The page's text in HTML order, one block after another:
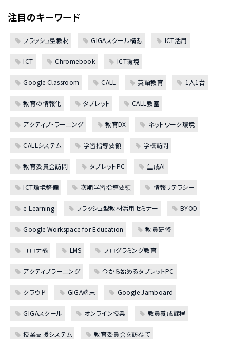
注目のキーワード
フラッシュ型教材 GIGAスクール構想 ICT活用
ICT Chromebook ICT環境
Google Classroom CALL 英語教育 1人1台
教育の情報化 タブレット CALL教室
アクティブ・ラーニング 教育DX ネットワーク環境
CALLシステム 学習指導要領 学校訪問
教育委員会訪問 タブレットPC 生成AI
ICT環境整備 次期学習指導要領 情報リテラシー
e-Learning フラッシュ型教材活用セミナー BYOD
Google Workspace for Education 教員研修
コロナ禍 LMS プログラミング教育
アクティブラーニング 今から始めるタブレットPC
クラウド GIGA端末 Google Jamboard
GIGAスクール オンライン授業 教員養成課程
授業支援システム 教育委員会を訪ねて